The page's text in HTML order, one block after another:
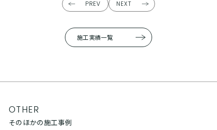
PREV NEXT
施工実績一覧
OTHER
そのほかの施工事例